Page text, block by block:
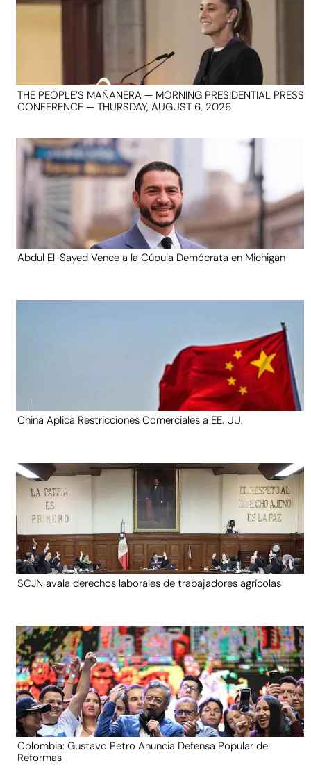
THE PEOPLE’S MAÑANERA — MORNING PRESIDENTIAL PRESS
CONFERENCE — THURSDAY, AUGUST 6, 2026
Abdul El-Sayed Vence a la Cúpula Demócrata en Michigan
China Aplica Restricciones Comerciales a EE. UU.
SCJN avala derechos laborales de trabajadores agrícolas
Colombia: Gustavo Petro Anuncia Defensa Popular de
Reformas